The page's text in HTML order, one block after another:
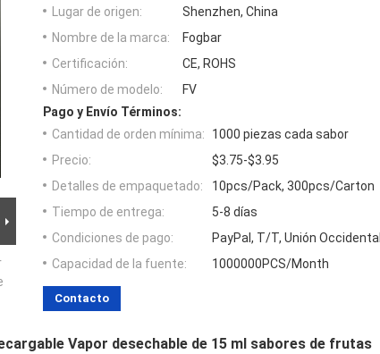
Lugar de origen:
Shenzhen, China
Nombre de la marca:
Fogbar
Certificación:
CE, ROHS
Número de modelo:
FV
Pago y Envío Términos:
Cantidad de orden mínima:
1000 piezas cada sabor
Precio:
$3.75-$3.95
Detalles de empaquetado:
10pcs/Pack, 300pcs/Carton
Tiempo de entrega:
5-8 días
Condiciones de pago:
PayPal, T/T, Unión Occidental
Capacidad de la fuente:
1000000PCS/Month
Contacto
Vapor desechable de 15 ml sabores de frutas